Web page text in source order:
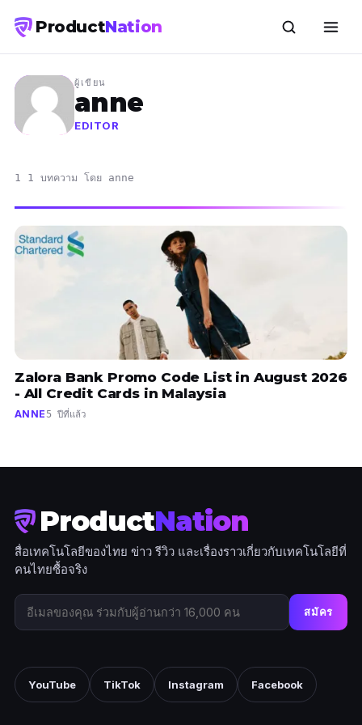
ProductNation
ผู้เขียน
anne
EDITOR
1 1 บทความ โดย anne
Zalora Bank Promo Code List in August 2026
- All Credit Cards in Malaysia
ANNE 5 ปีที่แล้ว
ProductNation
สื่อเทคโนโลยีของไทย ข่าว รีวิว และเรื่องราวเกี่ยวกับเทคโนโลยีที่
คนไทยซื้อจริง
สมัคร
YouTube TikTok Instagram Facebook